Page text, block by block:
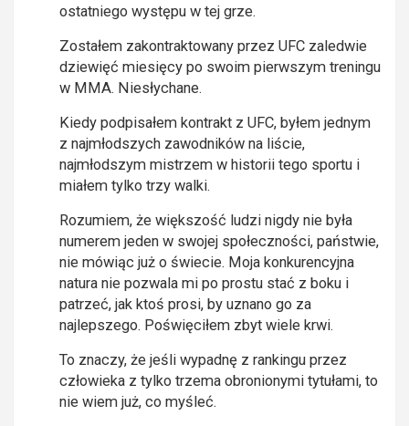
ostatniego występu w tej grze.
Zostałem zakontraktowany przez UFC zaledwie
dziewięć miesięcy po swoim pierwszym treningu
w MMA. Niesłychane.
Kiedy podpisałem kontrakt z UFC, byłem jednym
z najmłodszych zawodników na liście,
najmłodszym mistrzem w historii tego sportu i
miałem tylko trzy walki.
Rozumiem, że większość ludzi nigdy nie była
numerem jeden w swojej społeczności, państwie,
nie mówiąc już o świecie. Moja konkurencyjna
natura nie pozwala mi po prostu stać z boku i
patrzeć, jak ktoś prosi, by uznano go za
najlepszego. Poświęciłem zbyt wiele krwi.
To znaczy, że jeśli wypadnę z rankingu przez
człowieka z tylko trzema obronionymi tytułami, to
nie wiem już, co myśleć.